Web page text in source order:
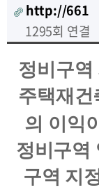
http://661
1295회 연결
정비구역
주택재건
의 이익
정비구역
구역 지